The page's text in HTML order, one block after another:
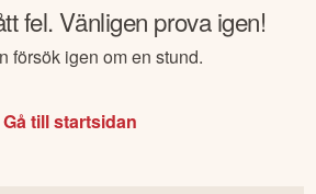
fel. Vänligen prova igen!
försök igen om en stund.
Gå till startsidan